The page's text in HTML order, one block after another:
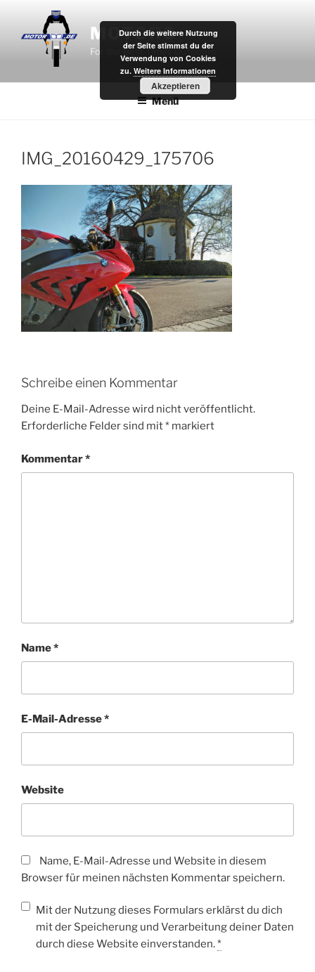
springen
MOTOR8
For the Best Times Outdoors.
Menü
IMG_20160429_175706
Schreibe einen Kommentar
Deine E-Mail-Adresse wird nicht veröffentlicht.
Erforderliche Felder sind mit* markiert
Kommentar*
Name*
E-Mail-Adresse*
Website
Name, E-Mail-Adresse und Website in diesem
Browser für meinen nächsten Kommentar speichern.
Mit der Nutzung dieses Formulars erklärst du dich
mit der Speicherung und Verarbeitung deiner Daten
durch diese Website einverstanden.*
Durch die weitere Nutzung
der Seite stimmst du der
Verwendung von Cookies
zu. Weitere Informationen
Akzeptieren